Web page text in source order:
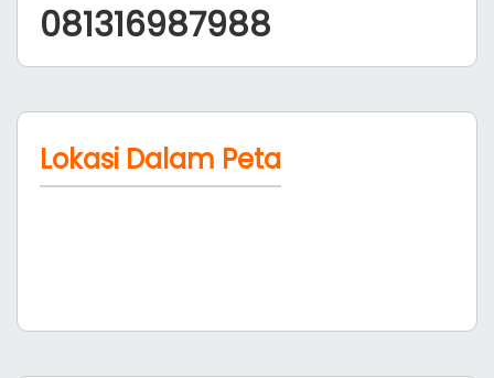
081316987988
Lokasi Dalam Peta